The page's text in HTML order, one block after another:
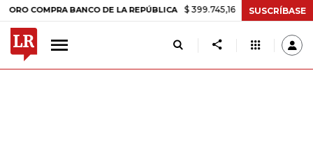
BANCO DE LA REPÚBLICA $ 399.745,16 +$ 2.295,71 +0,58%
SUSCRÍBASE